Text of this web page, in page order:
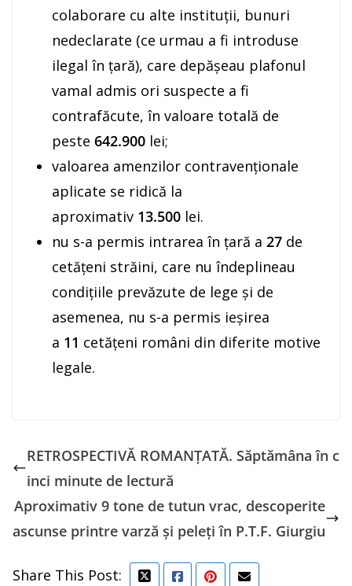
colaborare cu alte instituţii, bunuri
nedeclarate (ce urmau a fi introduse
ilegal în ţară), care depăşeau plafonul
vamal admis ori suspecte a fi
contrafăcute, în valoare totală de
peste 642.900 lei;
valoarea amenzilor contravenţionale
aplicate se ridică la
aproximativ 13.500 lei.
nu s-a permis intrarea în ţară a 27 de
cetăţeni străini, care nu îndeplineau
condiţiile prevăzute de lege şi de
asemenea, nu s-a permis ieşirea
a 11 cetăţeni români din diferite motive
legale.
RETROSPECTIVĂ ROMANȚATĂ. Săptămâna în c
inci minute de lectură
Aproximativ 9 tone de tutun vrac, descoperite
ascunse printre varză şi peleţi în P.T.F. Giurgiu
Share This Post: